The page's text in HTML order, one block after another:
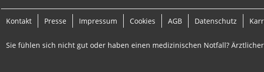
Kontakt Presse Impressum Cookies AGB Datenschutz
Sie fühlen sich nicht gut oder haben einen medizinischen Notfall?